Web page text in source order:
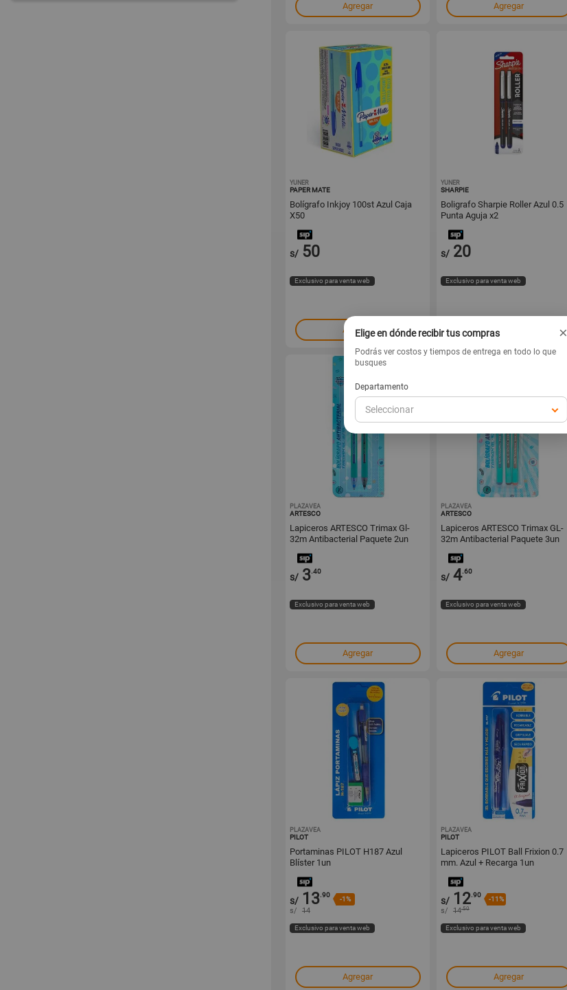
Agregar Agregar
YUNER
PAPER MATE
Bolígrafo Inkjoy 100st Azul Caja
X50
s/ 50
Exclusivo para venta web
Agregar
YUNER
SHARPIE
Boligrafo Sharpie Roller Azul 0.5
Punta Aguja x2
s/ 20
Exclusivo para venta web
Agregar
PLAZAVEA
ARTESCO
Lapiceros ARTESCO Trimax Gl-
32m Antibacterial Paquete 2un
s/ 3.40
Exclusivo para venta web
Agregar
PLAZAVEA
ARTESCO
Lapiceros ARTESCO Trimax GL-
32m Antibacterial Paquete 3un
s/ 4.60
Exclusivo para venta web
Agregar
PLAZAVEA
PILOT
Portaminas PILOT H187 Azul
Blíster 1un
s/ 13.90
-1%
s/ 14
Exclusivo para venta web
Agregar
PLAZAVEA
PILOT
Lapiceros PILOT Ball Frixion 0.7
mm. Azul + Recarga 1un
s/ 12.90
-11%
s/ 14.50
Exclusivo para venta web
Agregar
Elige en dónde recibir tus compras ×
Podrás ver costos y tiempos de entrega en todo lo que
busques
Departamento
Seleccionar